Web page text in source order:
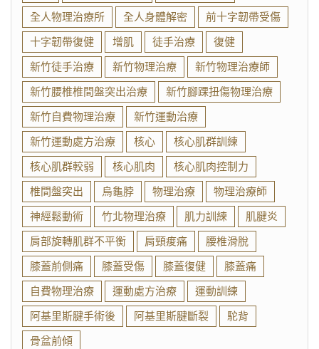
全人物理治療所 全人身體解密
前十字韌帶受傷
十字韌帶復健
增肌 徒手治療
復健
新竹徒手治療
新竹物理治療
新竹物理治療師
新竹腰椎椎間盤突出治療
新竹腳踝扭傷物理治療
新竹自費物理治療
新竹運動治療
新竹運動處方治療
核心
核心肌群訓練
核心肌群較弱
核心肌肉
核心肌肉控制力
椎間盤突出
烏龜脖 物理治療
物理治療師
神經鬆動術
竹北物理治療 肌力訓練
肌腱炎
肩部旋轉肌群不平衡
肩頸痠痛
腰椎滑脫
膝蓋前側痛
膝蓋受傷 膝蓋復健
膝蓋痛
自費物理治療
運動處方治療
運動訓練
阿基里斯腱手術後
阿基里斯腱斷裂
駝背
骨盆前傾